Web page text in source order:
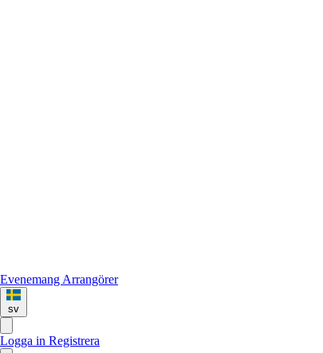
Evenemang Arrangörer
sv
Logga in Registrera